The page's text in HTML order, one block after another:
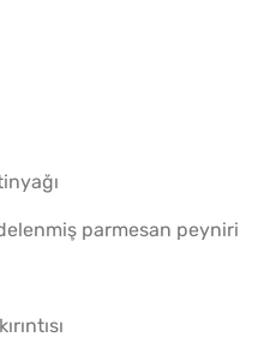
parmesan peyniri